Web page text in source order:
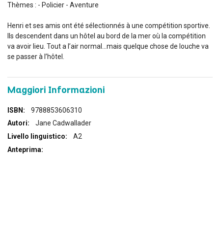
Thèmes : - Policier - Aventure
Henri et ses amis ont été sélectionnés à une compétition sportive.
Ils descendent dans un hôtel au bord de la mer où la compétition
va avoir lieu. Tout a l’air normal…mais quelque chose de louche va
se passer à l’hôtel.
Maggiori Informazioni
Maggiori
Informazioni
9788853606310
Jane Cadwallader
A2